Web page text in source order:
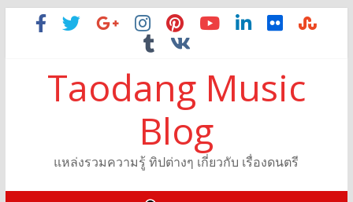
Taodang Music
Blog
แหล่งรวมความรู้ ทิปต่างๆ เกี่ยวกับ เรื่องดนตรี